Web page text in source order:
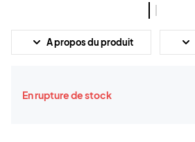
A propos du produit
En rupture de stock